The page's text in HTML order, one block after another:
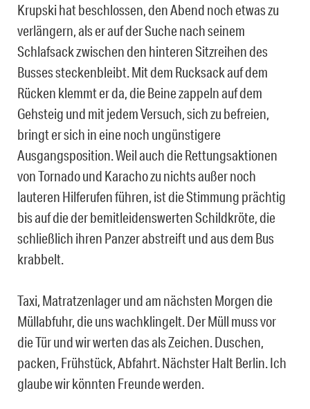
Krupski hat beschlossen, den Abend noch etwas zu
verlängern, als er auf der Suche nach seinem
Schlafsack zwischen den hinteren Sitzreihen des
Busses steckenbleibt. Mit dem Rucksack auf dem
Rücken klemmt er da, die Beine zappeln auf dem
Gehsteig und mit jedem Versuch, sich zu befreien,
bringt er sich in eine noch ungünstigere
Ausgangsposition. Weil auch die Rettungsaktionen
von Tornado und Karacho zu nichts außer noch
lauteren Hilferufen führen, ist die Stimmung prächtig
bis auf die der bemitleidenswerten Schildkröte, die
schließlich ihren Panzer abstreift und aus dem Bus
krabbelt.
Taxi, Matratzenlager und am nächsten Morgen die
Müllabfuhr, die uns wachklingelt. Der Müll muss vor
die Tür und wir werten das als Zeichen. Duschen,
packen, Frühstück, Abfahrt. Nächster Halt Berlin. Ich
glaube wir könnten Freunde werden.